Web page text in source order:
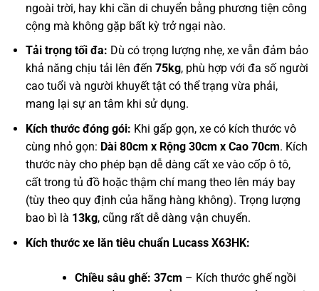
ngoài trời, hay khi cần di chuyển bằng phương tiện công
cộng mà không gặp bất kỳ trở ngại nào.
Tải trọng tối đa: Dù có trọng lượng nhẹ, xe vẫn đảm bảo
khả năng chịu tải lên đến 75kg, phù hợp với đa số người
cao tuổi và người khuyết tật có thể trạng vừa phải,
mang lại sự an tâm khi sử dụng.
Kích thước đóng gói: Khi gấp gọn, xe có kích thước vô
cùng nhỏ gọn: Dài 80cm x Rộng 30cm x Cao 70cm. Kích
thước này cho phép bạn dễ dàng cất xe vào cốp ô tô,
cất trong tủ đồ hoặc thậm chí mang theo lên máy bay
(tùy theo quy định của hãng hàng không). Trọng lượng
bao bì là 13kg, cũng rất dễ dàng vận chuyển.
Kích thước xe lăn tiêu chuẩn Lucass X63HK:
Chiều sâu ghế: 37cm – Kích thước ghế ngồi